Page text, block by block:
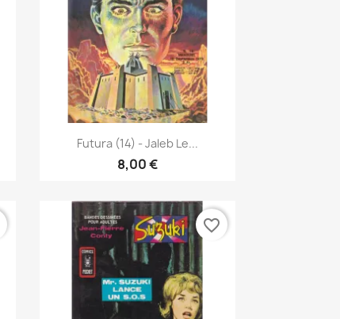
Vista rápida
Futura (14) - Jaleb Le...
8,00 €
favorite_border